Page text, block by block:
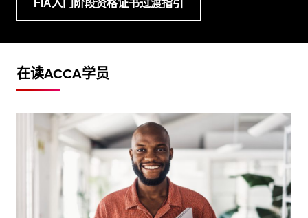
FIA入门阶段资格证书过渡指引
在读ACCA学员